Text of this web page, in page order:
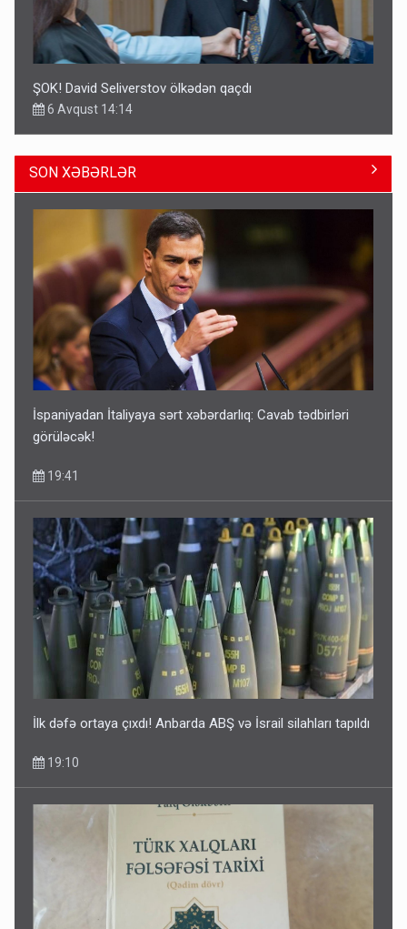
ŞOK! David Seliverstov ölkədən qaçdı
6 Avqust 14:14
Geri çağırılan səfir Abel Məhərrəmovun oğludur - DOSYE
14:07
Media və Yayım Şurasına əlavə hüquq və vəzifələr verilib
13:24
Kartdan karta istədiyiniz qədər köçürmə edə bilərsiniz -
VİDEO
SON XƏBƏRLƏR
İspaniyadan İtaliyaya sərt xəbərdarlıq: Cavab tədbirləri
görüləcək!
19:41
İlk dəfə ortaya çıxdı! Anbarda ABŞ və İsrail silahları tapıldı
19:10